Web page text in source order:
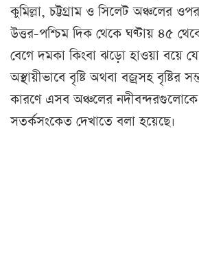
কুমিল্লা, চট্টগ্রাম ও সিলেট অঞ্চলের
উত্তর-পশ্চিম দিক থেকে ঘণ্টায় ৪৫
বেগে দমকা কিংবা ঝড়ো হাওয়া বয়ে
অস্থায়ীভাবে বৃষ্টি অথবা বজ্রসহ বৃষ্টির
কারণে এসব অঞ্চলের নদীবন্দরগুলোকে
সতর্কসংকেত দেখাতে বলা হয়েছে।